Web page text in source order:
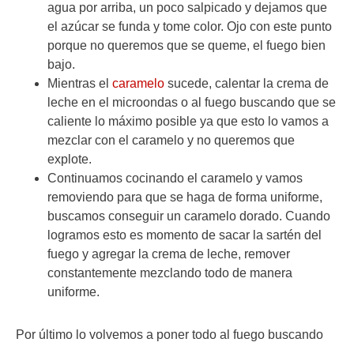
agua por arriba, un poco salpicado y dejamos que
el azúcar se funda y tome color. Ojo con este punto
porque no queremos que se queme, el fuego bien
bajo.
Mientras el caramelo sucede, calentar la crema de
leche en el microondas o al fuego buscando que se
caliente lo máximo posible ya que esto lo vamos a
mezclar con el caramelo y no queremos que
explote.
Continuamos cocinando el caramelo y vamos
removiendo para que se haga de forma uniforme,
buscamos conseguir un caramelo dorado. Cuando
logramos esto es momento de sacar la sartén del
fuego y agregar la crema de leche, remover
constantemente mezclando todo de manera
uniforme.
Por último lo volvemos a poner todo al fuego buscando